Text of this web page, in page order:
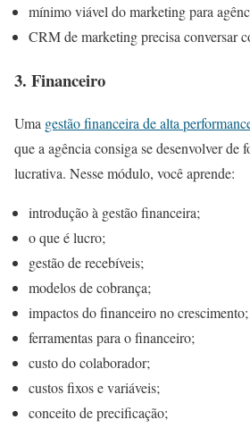
mínimo viável do marketing para
CRM de marketing precisa conversar
3. Financeiro
Uma gestão financeira de alta
que a agência consiga se desenvolver de
lucrativa. Nesse módulo, você aprende:
introdução à gestão financeira;
o que é lucro;
gestão de recebíveis;
modelos de cobrança;
impactos do financeiro no crescimento;
ferramentas para o financeiro;
custo do colaborador;
custos fixos e variáveis;
conceito de precificação;